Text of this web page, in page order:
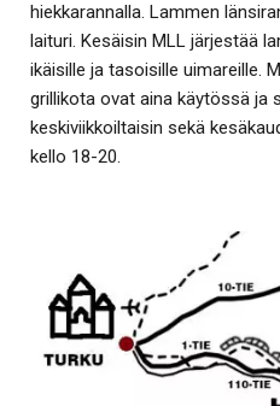
hiekkarannalla. Lammen
laituri. Kesäisin MLL järjestää
ikäisille ja tasoisille uimareille.
grillikota ovat aina käytössä ja
keskiviikkoiltaisin sekä
kello 18-20.